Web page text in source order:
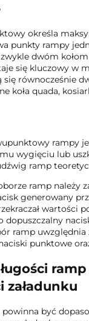
określa
punkty rampy
dwóm
się kluczowy w
równocześnie
koła quada,
rampy
wygięciu lub
ramp
ramp należy
generowany
wartości
dopuszczalny
ramp
punktowe
załadunku
powinna być